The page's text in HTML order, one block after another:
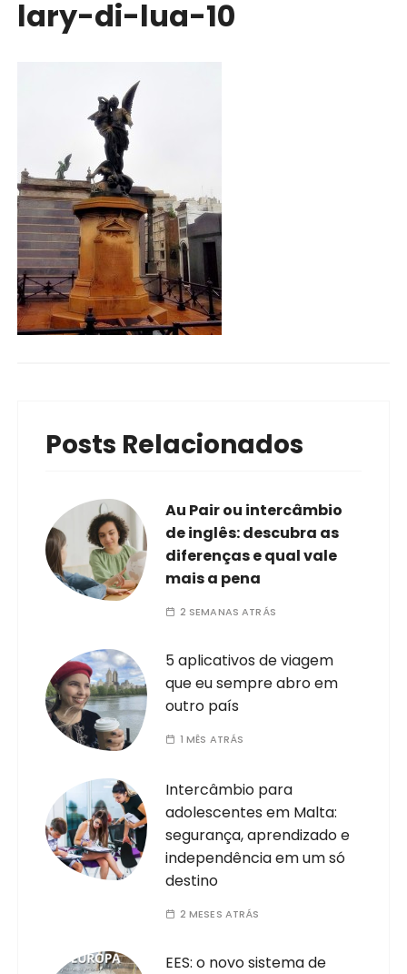
lary-di-lua-10
Posts Relacionados
Au Pair ou intercâmbio
de inglês: descubra as
diferenças e qual vale
mais a pena
2 SEMANAS ATRÁS
5 aplicativos de viagem
que eu sempre abro em
outro país
1 MÊS ATRÁS
Intercâmbio para
adolescentes em Malta:
segurança, aprendizado e
independência em um só
destino
2 MESES ATRÁS
EES: o novo sistema de